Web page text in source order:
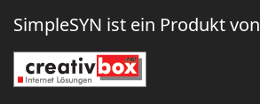
SimpleSYN ist ein Produkt von